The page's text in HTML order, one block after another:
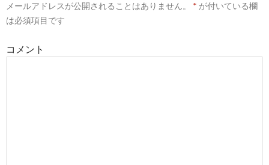
シ
ン
メールアドレスが公開されることはありません。 * が付いている欄
は必須項目です
コメント